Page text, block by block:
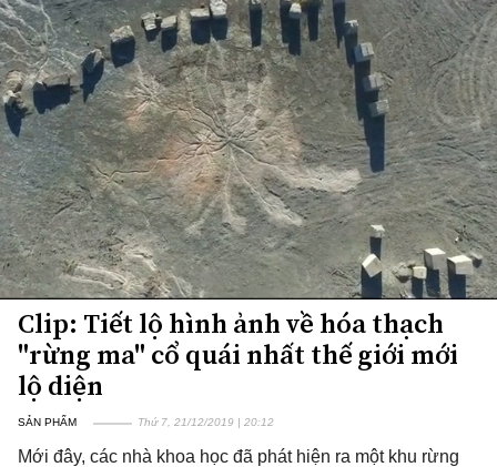
Clip: Tiết lộ hình ảnh về hóa thạch
"rừng ma" cổ quái nhất thế giới mới
lộ diện
SẢN PHẨM Thứ 7, 21/12/2019 | 20:12
Mới đây, các nhà khoa học đã phát hiện ra một khu rừng